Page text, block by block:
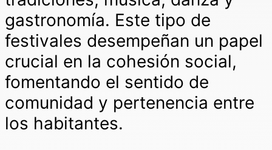
gastronomía. Este tipo de
festivales desempeñan un papel
crucial en la cohesión social,
fomentando el sentido de
comunidad y pertenencia entre
los habitantes.